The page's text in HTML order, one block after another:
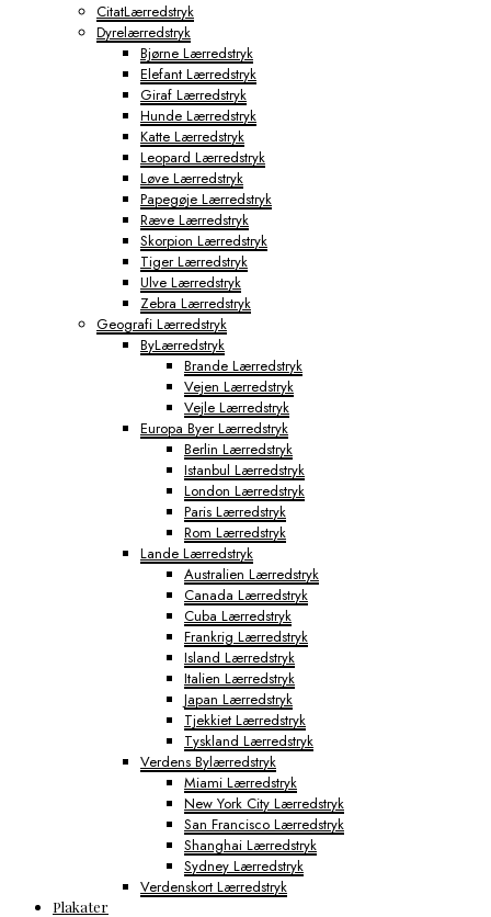
CitatLærredstryk
Dyrelærredstryk
Bjørne Lærredstryk
Elefant Lærredstryk
Giraf Lærredstryk
Hunde Lærredstryk
Katte Lærredstryk
Leopard Lærredstryk
Løve Lærredstryk
Papegøje Lærredstryk
Ræve Lærredstryk
Skorpion Lærredstryk
Tiger Lærredstryk
Ulve Lærredstryk
Zebra Lærredstryk
Geografi Lærredstryk
ByLærredstryk
Brande Lærredstryk
Vejen Lærredstryk
Vejle Lærredstryk
Europa Byer Lærredstryk
Berlin Lærredstryk
Istanbul Lærredstryk
London Lærredstryk
Paris Lærredstryk
Rom Lærredstryk
Lande Lærredstryk
Australien Lærredstryk
Canada Lærredstryk
Cuba Lærredstryk
Frankrig Lærredstryk
Island Lærredstryk
Italien Lærredstryk
Japan Lærredstryk
Tjekkiet Lærredstryk
Tyskland Lærredstryk
Verdens Bylærredstryk
Miami Lærredstryk
New York City Lærredstryk
San Francisco Lærredstryk
Shanghai Lærredstryk
Sydney Lærredstryk
Verdenskort Lærredstryk
Plakater